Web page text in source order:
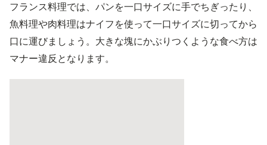
フランス料理では、パンを一口サイズに手でちぎったり、
魚料理や肉料理はナイフを使って一口サイズに切ってから
口に運びましょう。大きな塊にかぶりつくような食べ方は
マナー違反となります。